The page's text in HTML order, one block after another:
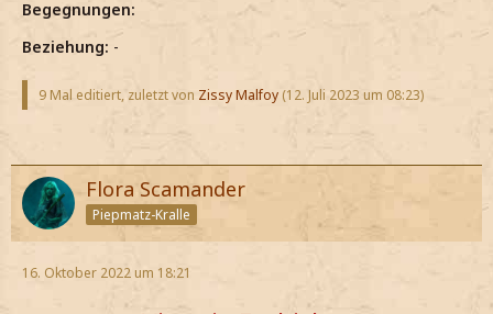
Begegnungen:
Beziehung: -
9 Mal editiert, zuletzt von Zissy Malfoy (12. Juli 2023 um 08:23)
Flora Scamander
Piepmatz-Kralle
16. Oktober 2022 um 18:21